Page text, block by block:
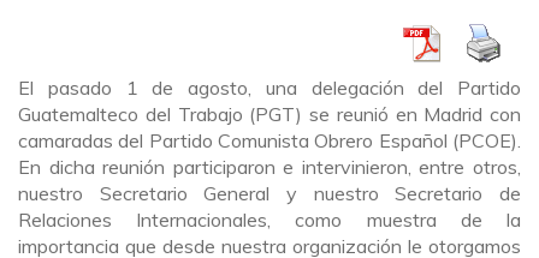
El pasado 1 de agosto, una delegación del Partido
Guatemalteco del Trabajo (PGT) se reunió en Madrid con
camaradas del Partido Comunista Obrero Español (PCOE).
En dicha reunión participaron e intervinieron, entre otros,
nuestro Secretario General y nuestro Secretario de
Relaciones Internacionales, como muestra de la
importancia que desde nuestra organización le otorgamos